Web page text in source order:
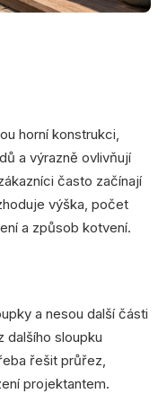
horní konstrukci,
a výrazně ovlivňují
často začínají
výška, počet
a způsob kotvení.
a nesou další části
dalšího sloupku
řešit průřez,
projektantem.